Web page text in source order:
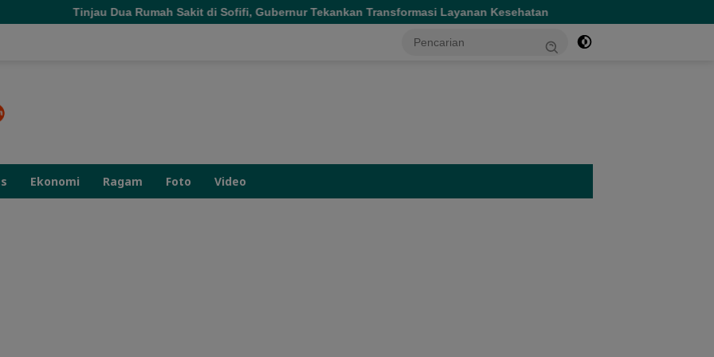
Rumah Sakit di Sofifi, Gubernur Tekankan Transformasi Layanan Kesehatan Gubernur Sherly Tinjau Revitalisasi
Ekonomi Ragam Foto Video